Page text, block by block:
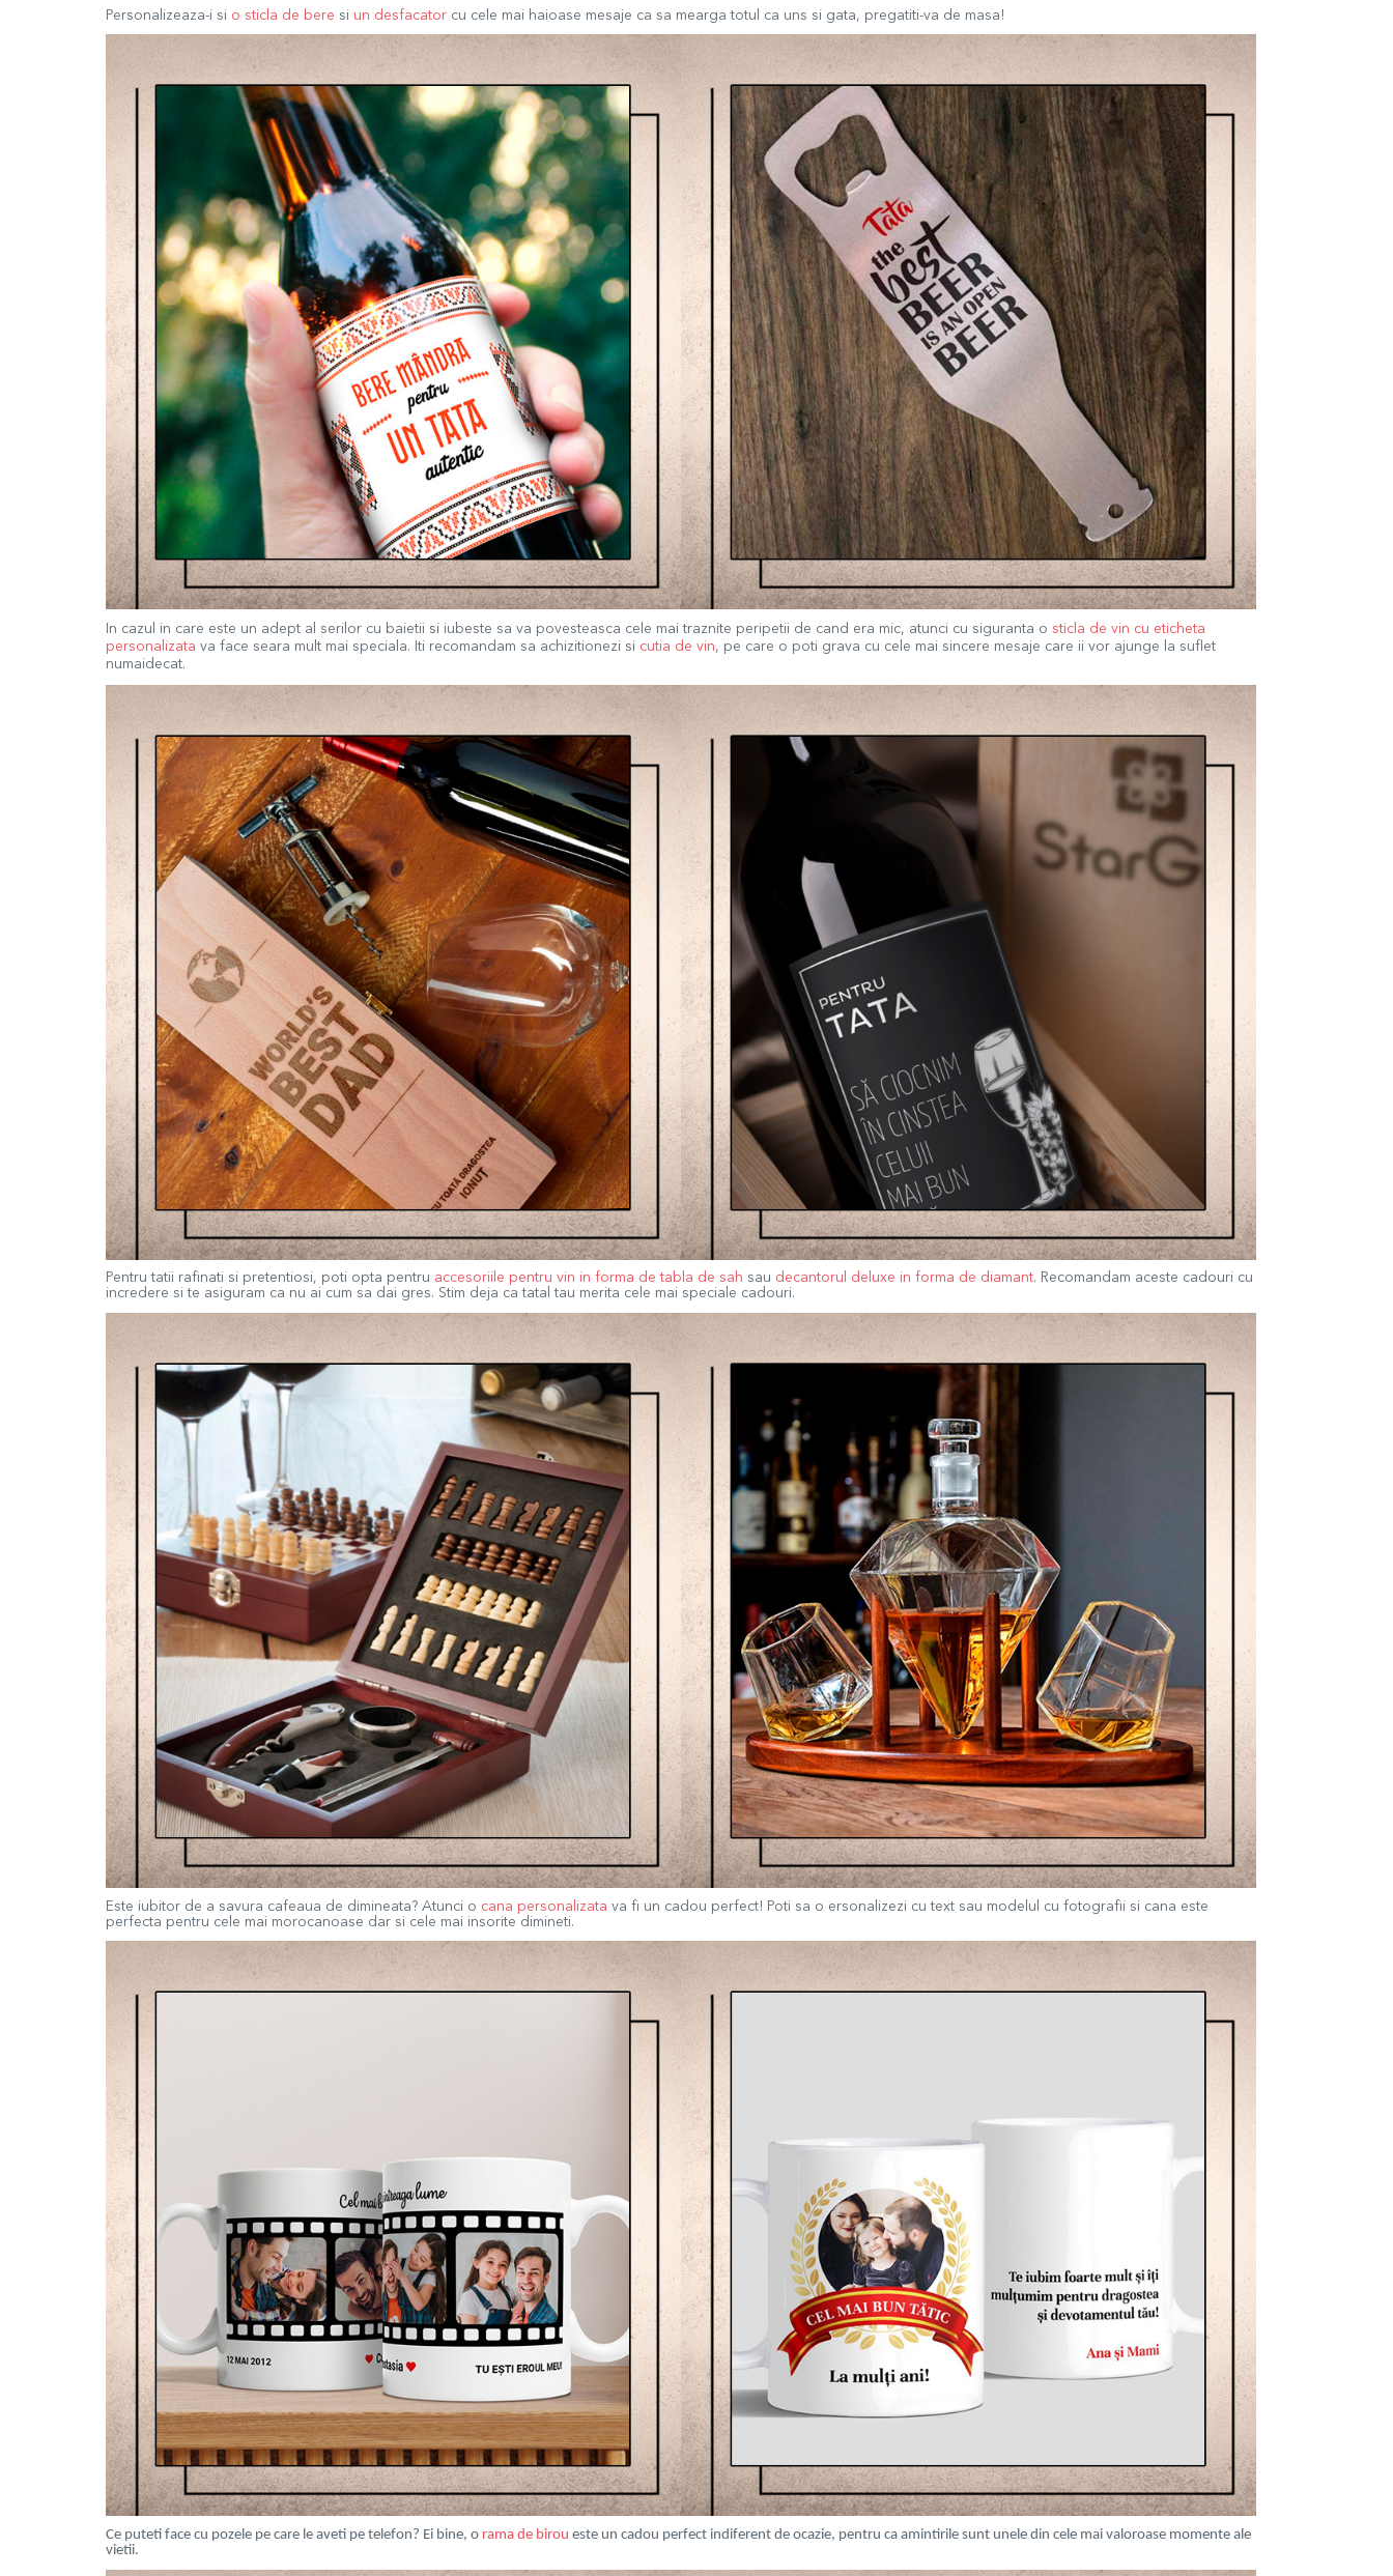
Personalizeaza-i si o sticla de bere si un desfacator cu cele mai haioase mesaje ca sa mearga totul ca uns si gata, pregatiti-va de masa!
In cazul in care este un adept al serilor cu baietii si iubeste sa va povesteasca cele mai traznite peripetii de cand era mic, atunci cu siguranta o sticla de vin cu eticheta
personalizata va face seara mult mai speciala. Iti recomandam sa achizitionezi si cutia de vin, pe care o poti grava cu cele mai sincere mesaje care ii vor ajunge la suflet
numaidecat.
Pentru tatii rafinati si pretentiosi, poti opta pentru accesoriile pentru vin in forma de tabla de sah sau decantorul deluxe in forma de diamant. Recomandam aceste cadouri cu
incredere si te asiguram ca nu ai cum sa dai gres. Stim deja ca tatal tau merita cele mai speciale cadouri.
Este iubitor de a savura cafeaua de dimineata? Atunci o cana personalizata va fi un cadou perfect! Poti sa o ersonalizezi cu text sau modelul cu fotografii si cana este
perfecta pentru cele mai morocanoase dar si cele mai insorite dimineti.
Ce puteti face cu pozele pe care le aveti pe telefon? Ei bine, o rama de birou este un cadou perfect indiferent de ocazie, pentru ca amintirile sunt unele din cele mai valoroase momente ale
vietii.